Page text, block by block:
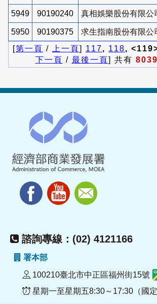
5949 90190240 真相娛樂股份有限公
5950 90190375
求生指南股份有限公
[第一頁 / 上一頁] 117, 118,
下一頁 / 最後一頁] 共有 8039
諮詢專線：(02) 4121166
署本部
100210臺北市中正區福州街15號
星期一至星期五8:30～17:30（國定